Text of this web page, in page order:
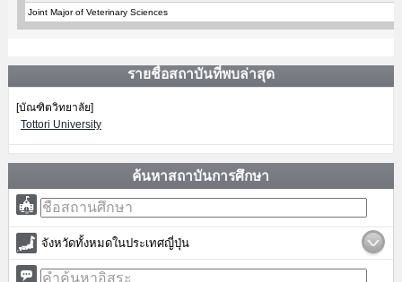
Joint Major of Veterinary Sciences
รายชื่อสถาบันที่พบล่าสุด
[บัณฑิตวิทยาลัย]
Tottori University
ค้นหาสถาบันการศึกษา
จังหวัดทั้งหมดในประเทศญี่ปุ่น